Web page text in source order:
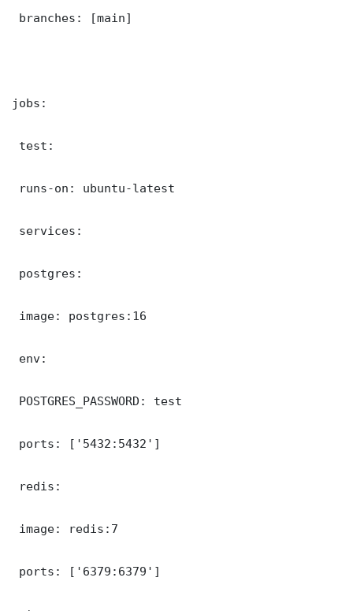
branches: [main]
jobs:
test:
runs-on: ubuntu-latest
services:
postgres:
image: postgres:16
env:
POSTGRES_PASSWORD: test
ports: ['5432:5432']
redis:
image: redis:7
ports: ['6379:6379']